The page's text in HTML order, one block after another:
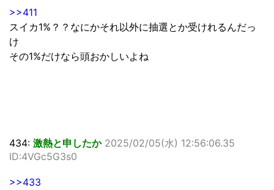
>>411
スイカ1%？？なにかそれ以外に抽選とか受けれるんだっ
け
その1%だけなら頭おかしいよね
434: 激熱と申したか 2025/02/05(水) 12:56:06.35
ID:4VGc5G3s0
>>433